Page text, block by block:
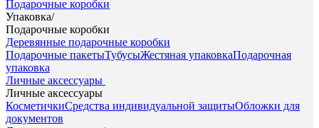
Подарочные коробки
Упаковка/
Подарочные коробки
Деревянные подарочные коробки
Подарочные пакетыТубусыЖестяная упаковкаПодарочная
упаковка
Личные аксессуары
Личные аксессуары
КосметичкиСредства индивидуальной защитыОбложки для
документов